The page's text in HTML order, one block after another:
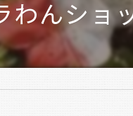
わんショ